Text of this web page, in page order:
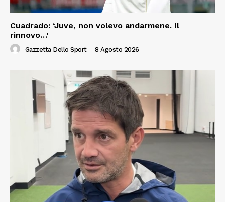
Cuadrado: ‘Juve, non volevo andarmene. Il
rinnovo…’
Gazzetta Dello Sport - 8 Agosto 2026